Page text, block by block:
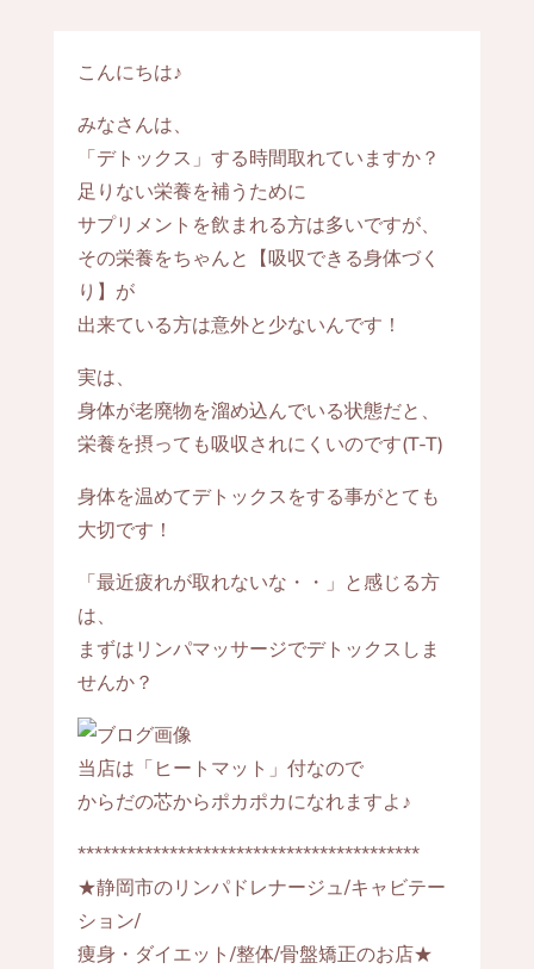
こんにちは♪
みなさんは、
「デトックス」する時間取れていますか？
足りない栄養を補うために
サプリメントを飲まれる方は多いですが、
その栄養をちゃんと【吸収できる身体づく
り】が
出来ている方は意外と少ないんです！
実は、
身体が老廃物を溜め込んでいる状態だと、
栄養を摂っても吸収されにくいのです(T-T)
身体を温めてデトックスをする事がとても
大切です！
「最近疲れが取れないな・・」と感じる方
は、
まずはリンパマッサージでデトックスしま
せんか？
当店は「ヒートマット」付なので
からだの芯からポカポカになれますよ♪
*****************************************
★静岡市のリンパドレナージュ/キャビテー
ション/
痩身・ダイエット/整体/骨盤矯正のお店★